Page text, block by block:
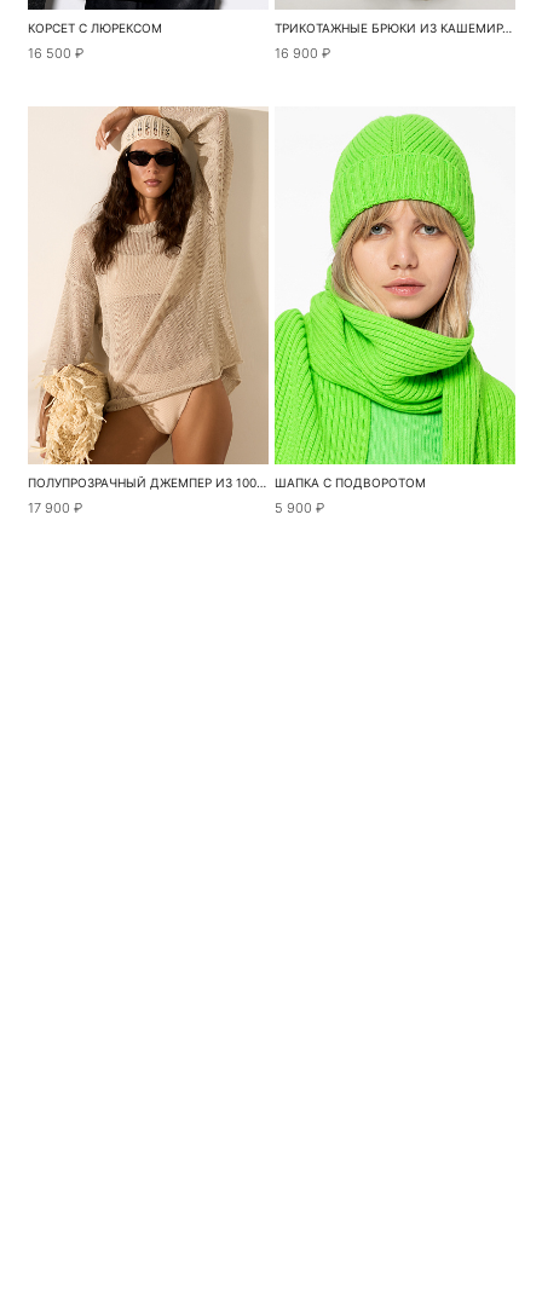
КОРСЕТ С ЛЮРЕКСОМ
16 500 ₽
ТРИКОТАЖНЫЕ БРЮКИ ИЗ КАШЕМИРА И ШЕРСТИ
16 900 ₽
ПОЛУПРОЗРАЧНЫЙ ДЖЕМПЕР ИЗ 100% ЛЬНА
17 900 ₽
ШАПКА С ПОДВОРОТОМ
5 900 ₽